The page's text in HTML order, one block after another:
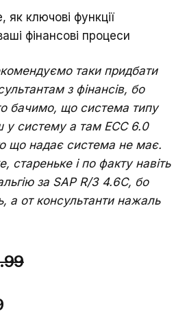
як ключові функції
фінансові процеси
таки придбати
з фінансів, бо
бачимо, що система типу
у систему а там ECC 6.0
що надає система не має.
стареньке і по факту навіть
за SAP R/3 4.6C, бо
а от консультанти нажаль